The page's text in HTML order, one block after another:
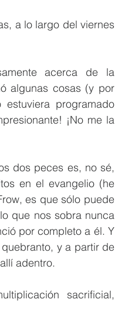
a lo largo del viernes
acerca de la
algunas cosas (y por
programado
¡No me la
dos peces es, no sé,
en el evangelio (he
es que sólo puede
que nos sobra nunca
por completo a él. Y
y a partir de
adentro.
sacrificial,